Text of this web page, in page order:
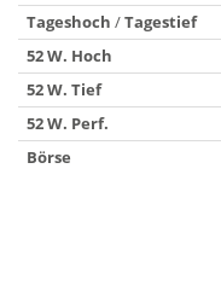
Tageshoch /Tagestief
52 W. Hoch
52 W. Tief
52 W. Perf.
Börse